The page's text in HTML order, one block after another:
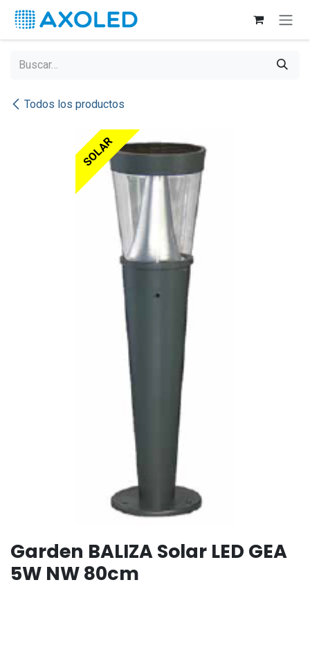
Ir al contenido
Todos los productos
SOLAR
Garden BALIZA Solar LED GEA
5W NW 80cm